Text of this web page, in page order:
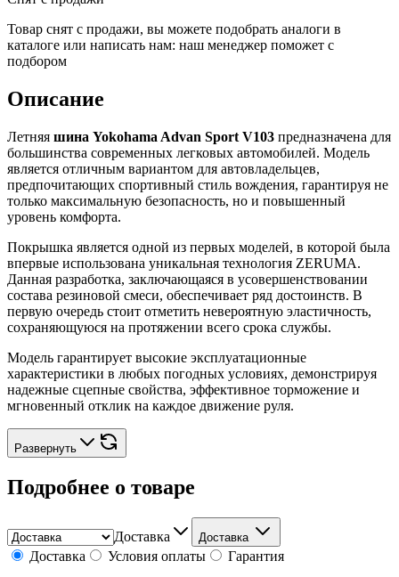
Товар снят с продажи, вы можете подобрать аналоги в
каталоге или написать нам: наш менеджер поможет с
подбором
Описание
Летняя шина Yokohama Advan Sport V103 предназначена для
большинства современных легковых автомобилей. Модель
является отличным вариантом для автовладельцев,
предпочитающих спортивный стиль вождения, гарантируя не
только максимальную безопасность, но и повышенный
уровень комфорта.
Покрышка является одной из первых моделей, в которой была
впервые использована уникальная технология ZERUMA.
Данная разработка, заключающаяся в усовершенствовании
состава резиновой смеси, обеспечивает ряд достоинств. В
первую очередь стоит отметить невероятную эластичность,
сохраняющуюся на протяжении всего срока службы.
Модель гарантирует высокие эксплуатационные
характеристики в любых погодных условиях, демонстрируя
надежные сцепные свойства, эффективное торможение и
мгновенный отклик на каждое движение руля.
Развернуть
Подробнее о товаре
Доставка Доставка
Доставка Условия оплаты Гарантия